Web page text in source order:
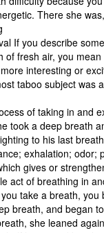
There she
If you describe
of fresh air, you
interesting or
taboo subject was
of taking in and
took a deep breath
to his last
exhalation; odor;
gives or
act of breathing in
take a breath, you
breath, and began
she leaned